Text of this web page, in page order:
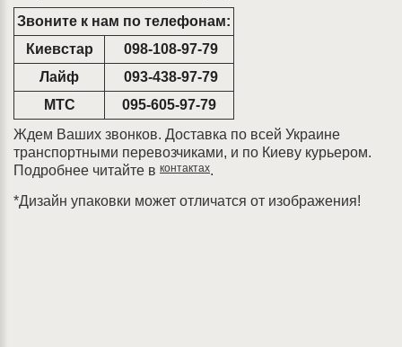
Звоните к нам по телефонам:
Киевстар
098-108-97-79
Лайф
093-438-97-79
МТС
095-605-97-79
Ждем Ваших звонков. Доставка по всей Украине
транспортными перевозчиками, и по Киеву курьером.
Подробнее читайте в контактах.
*Дизайн упаковки может отличатся от изображения!